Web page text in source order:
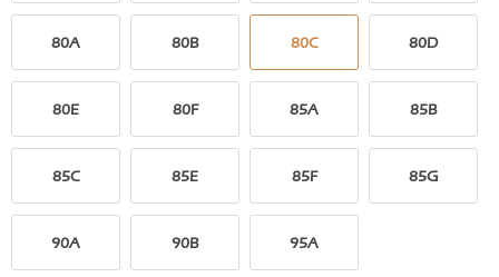
80A 80B 80C 80D
80E 80F 85A 85B
85C 85E 85F 85G
90A 90B 95A